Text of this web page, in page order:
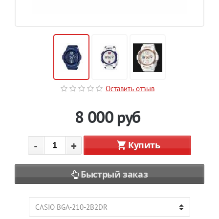
Оставить отзыв
8 000 руб
- + Купить
Быстрый заказ